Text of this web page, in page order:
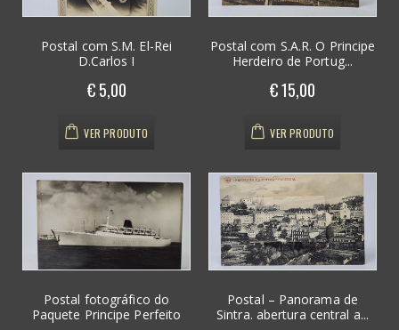
Postal com S.M. El-Rei
D.Carlos I
€ 5,00
VER PRODUTO
Postal com S.A.R. O Principe
Herdeiro de Portug...
€ 15,00
VER PRODUTO
Postal fotográfico do
Paquete Principe Perfeito
Postal – Panorama de
Sintra. abertura central a...